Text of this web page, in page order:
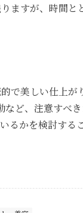
ますが、時間
で美しい仕上
ど、注意すべ
るかを検討す